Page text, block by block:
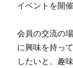
イベントを開
会員の交流の
に興味を持っ
したいと、趣